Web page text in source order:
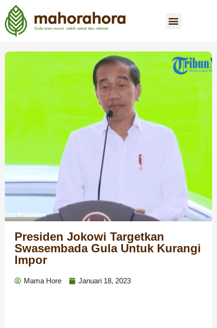
Presiden Jokowi Targetkan
Swasembada Gula Untuk Kurangi
Impor
Mama Hore Januari 18, 2023